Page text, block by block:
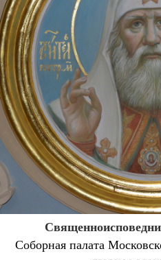
Соборная палата